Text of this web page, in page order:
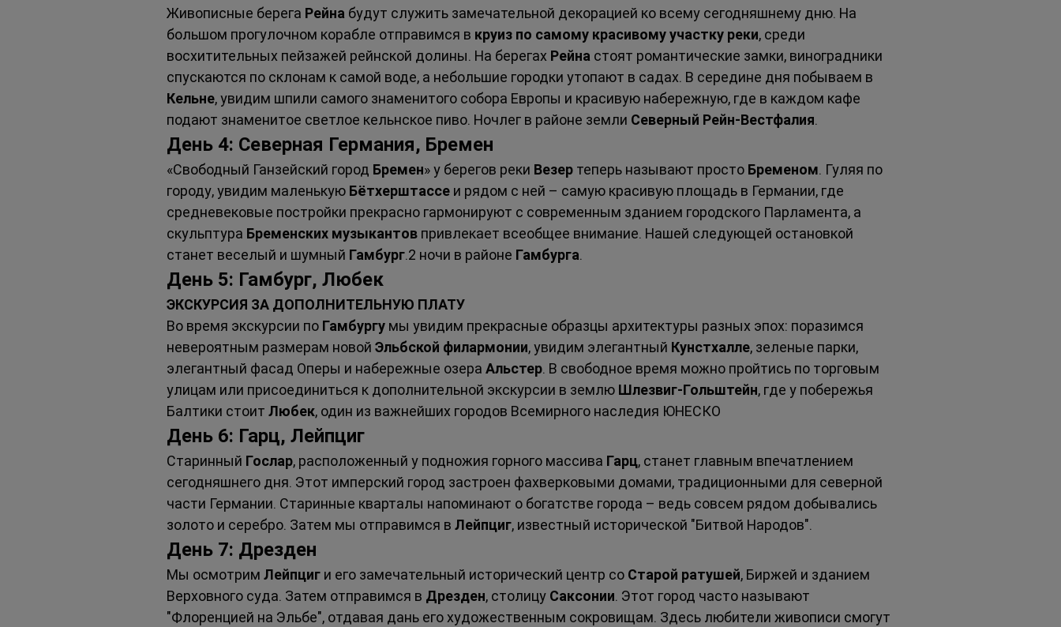
Живописные берега Рейна будут служить замечательной декорацией ко всему сегодняшнему дню. На
большом прогулочном корабле отправимся в круиз по самому красивому участку реки, среди
восхитительных пейзажей рейнской долины. На берегах Рейна стоят романтические замки, виноградники
спускаются по склонам к самой воде, а небольшие городки утопают в садах. В середине дня побываем в
Кельне, увидим шпили самого знаменитого собора Европы и красивую набережную, где в каждом кафе
подают знаменитое светлое кельнское пиво. Ночлег в районе земли Северный Рейн-Вестфалия.
День 4: Северная Германия, Бремен
«Свободный Ганзейский город Бремен» у берегов реки Везер теперь называют просто Бременом. Гуляя по
городу, увидим маленькую Бётхерштассе и рядом с ней – самую красивую площадь в Германии, где
средневековые постройки прекрасно гармонируют с современным зданием городского Парламента, а
скульптура Бременских музыкантов привлекает всеобщее внимание. Нашей следующей остановкой
станет веселый и шумный Гамбург.2 ночи в районе Гамбурга.
День 5: Гамбург, Любек
ЭКСКУРСИЯ ЗА ДОПОЛНИТЕЛЬНУЮ ПЛАТУ
Во время экскурсии по Гамбургу мы увидим прекрасные образцы архитектуры разных эпох: поразимся
невероятным размерам новой Эльбской филармонии, увидим элегантный Кунстхалле, зеленые парки,
элегантный фасад Оперы и набережные озера Альстер. В свободное время можно пройтись по торговым
улицам или присоединиться к дополнительной экскурсии в землю Шлезвиг-Гольштейн, где у побережья
Балтики стоит Любек, один из важнейших городов Всемирного наследия ЮНЕСКО
День 6: Гарц, Лейпциг
Старинный Гослар, расположенный у подножия горного массива Гарц, станет главным впечатлением
сегодняшнего дня. Этот имперский город застроен фахверковыми домами, традиционными для северной
части Германии. Старинные кварталы напоминают о богатстве города – ведь совсем рядом добывались
золото и серебро. Затем мы отправимся в Лейпциг, известный исторической "Битвой Народов".
День 7: Дрезден
Мы осмотрим Лейпциг и его замечательный исторический центр со Старой ратушей, Биржей и зданием
Верховного суда. Затем отправимся в Дрезден, столицу Саксонии. Этот город часто называют
"Флоренцией на Эльбе", отдавая дань его художественным сокровищам. Здесь любители живописи смогут